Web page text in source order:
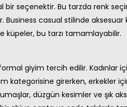
bir seçenektir. Bu tarzda renk
casual stilinde aksesuar
küpeler, bu tarzı tamamlayabilir.
giyim tercih edilir. Kadınlar
kategorisine girerken, erkekler
düzgün kesimler ve şık